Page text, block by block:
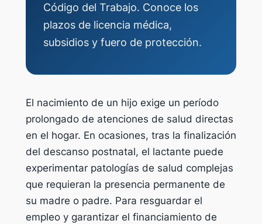
Código del Trabajo. Conoce los
plazos de licencia médica,
subsidios y fuero de protección.
El nacimiento de un hijo exige un período
prolongado de atenciones de salud directas
en el hogar. En ocasiones, tras la finalización
del descanso postnatal, el lactante puede
experimentar patologías de salud complejas
que requieran la presencia permanente de
su madre o padre. Para resguardar el
empleo y garantizar el financiamiento de